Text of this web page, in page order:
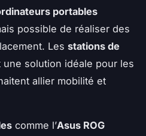
portables
possible de réaliser des
Les stations de
une solution idéale pour les
allier mobilité et
comme l’Asus ROG